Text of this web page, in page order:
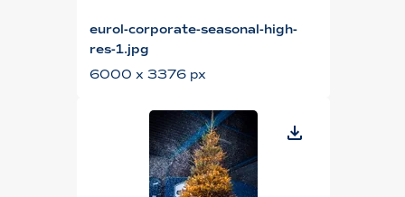
eurol-corporate-seasonal-high-
res-1.jpg
6000 x 3376 px